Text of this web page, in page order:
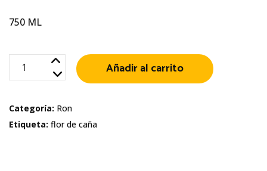
750 ML
FLOR
DE
04
Años
Añadir al carrito
Categoría: Ron
Etiqueta: flor de caña